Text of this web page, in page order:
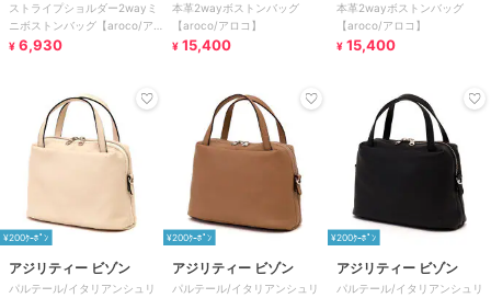
ストライプショルダー2wayミ
ニボストンバッグ【aroco/ア
ロコ】
¥ 6,930
本革2wayボストンバッグ
【aroco/アロコ】
¥ 15,400
本革2wayボストンバッグ
【aroco/アロコ】
¥ 15,400
¥200ｸｰﾎﾟﾝ
アジリティー ビゾン
パルテール/イタリアンシュリ
¥200ｸｰﾎﾟﾝ
アジリティー ビゾン
パルテール/イタリアンシュリ
¥200ｸｰﾎﾟﾝ
アジリティー ビゾン
パルテール/イタリアンシュリ